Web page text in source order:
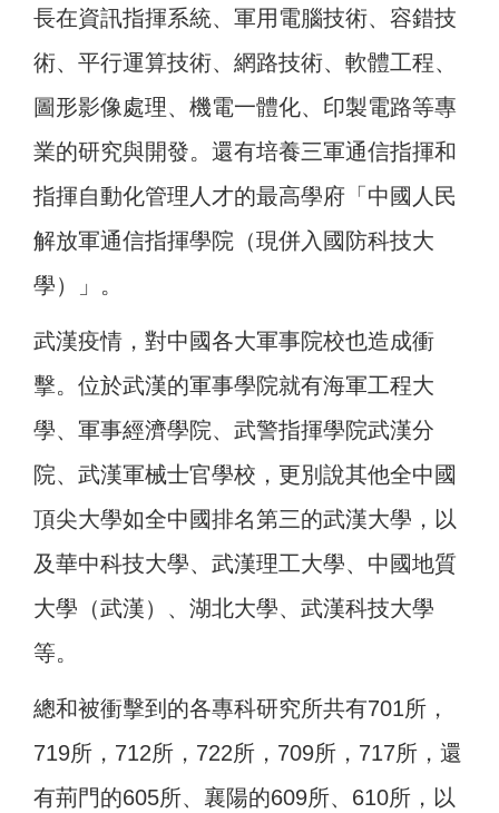
長在資訊指揮系統、軍用電腦技術、容錯技
術、平行運算技術、網路技術、軟體工程、
圖形影像處理、機電一體化、印製電路等專
業的研究與開發。還有培養三軍通信指揮和
指揮自動化管理人才的最高學府「中國人民
解放軍通信指揮學院（現併入國防科技大
學）」。
武漢疫情，對中國各大軍事院校也造成衝
擊。位於武漢的軍事學院就有海軍工程大
學、軍事經濟學院、武警指揮學院武漢分
院、武漢軍械士官學校，更別說其他全中國
頂尖大學如全中國排名第三的武漢大學，以
及華中科技大學、武漢理工大學、中國地質
大學（武漢）、湖北大學、武漢科技大學
等。
總和被衝擊到的各專科研究所共有701所，
719所，712所，722所，709所，717所，還
有荊門的605所、襄陽的609所、610所，以